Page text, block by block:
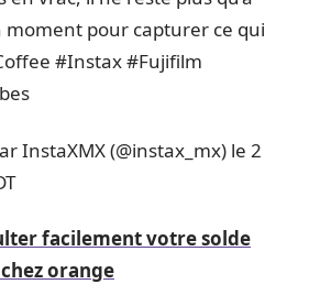
moment pour capturer ce qui
#Instax #Fujifilm
InstaXMX (@instax_mx) le 2
facilement votre solde
orange